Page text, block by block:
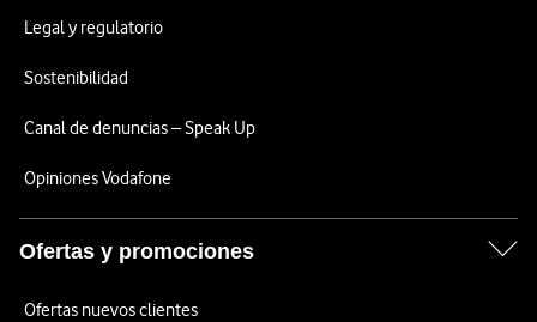
Legal y regulatorio
Sostenibilidad
Canal de denuncias – Speak Up
Opiniones Vodafone
Ofertas y promociones
Ofertas nuevos clientes